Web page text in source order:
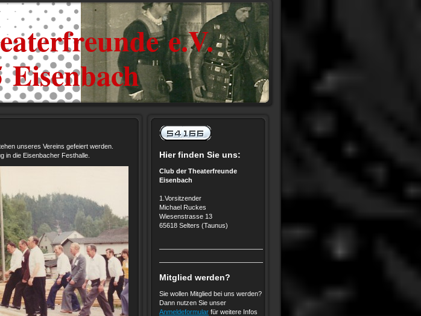
e.V.
unseres Vereins gefeiert werden.
in die Eisenbacher Festhalle.
Hier finden Sie uns:
Club der Theaterfreunde
Eisenbach
1.Vorsitzender
Michael Ruckes
Wiesenstrasse 13
65618 Selters (Taunus)
Mitglied werden?
Sie wollen Mitglied bei uns werden?
Dann nutzen Sie unser
Anmeldeformular für weitere Infos